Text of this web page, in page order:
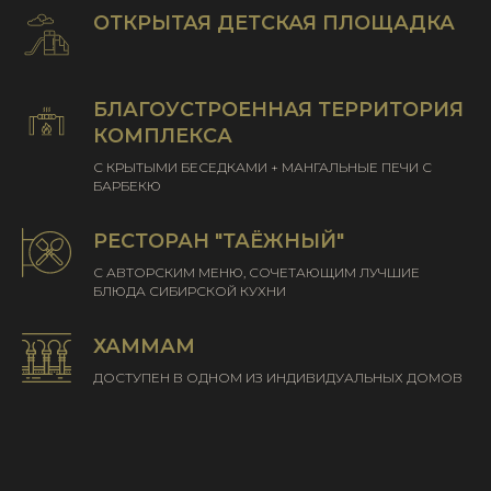
ОТКРЫТАЯ ДЕТСКАЯ ПЛОЩАДКА
БЛАГОУСТРОЕННАЯ ТЕРРИТОРИЯ
КОМПЛЕКСА
С КРЫТЫМИ БЕСЕДКАМИ + МАНГАЛЬНЫЕ ПЕЧИ С
БАРБЕКЮ
РЕСТОРАН "ТАЁЖНЫЙ"
С АВТОРСКИМ МЕНЮ, СОЧЕТАЮЩИМ ЛУЧШИЕ
БЛЮДА СИБИРСКОЙ КУХНИ
ХАММАМ
ДОСТУПЕН В ОДНОМ ИЗ ИНДИВИДУАЛЬНЫХ ДОМОВ